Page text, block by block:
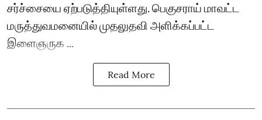
சர்ச்சையை ஏற்படுத்தியுள்ளது. பெகுசராய் மாவட்ட
மருத்துவமனையில் முதலுதவி அளிக்கப்பட்ட
இளைஞருக ...
Read More